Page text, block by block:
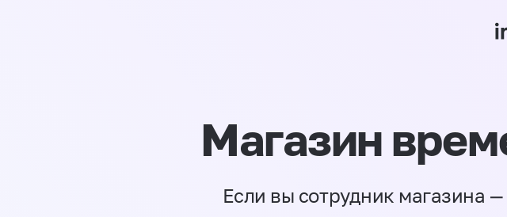
Магазин
Если вы сотрудник магазина —